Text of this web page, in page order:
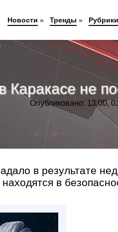
Каракасе не
Опубликовано: 13:00,
в результате
в
Новости » Тренды » Рубрики